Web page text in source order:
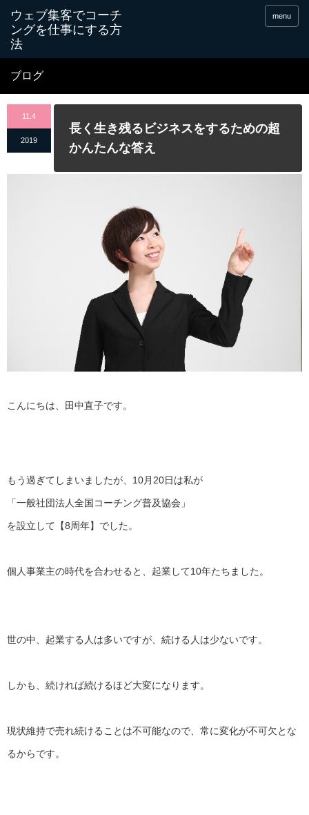
menu
ブログ
11.4
2019
長く生き残るビジネスをするための超
かんたんな答え
こんにちは、田中直子です。
もう過ぎてしまいましたが、10月20日は私が
「一般社団法人全国コーチング普及協会」
を設立して【8周年】でした。
個人事業主の時代を合わせると、起業して10年たちました。
世の中、起業する人は多いですが、続ける人は少ないです。
しかも、続ければ続けるほど大変になります。
現状維持で売れ続けることは不可能なので、 常に変化が不可欠とな
るからです。